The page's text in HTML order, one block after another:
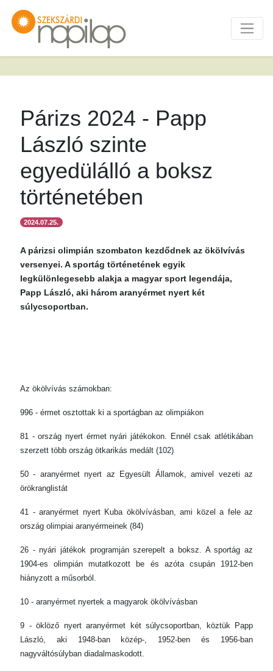
Párizs 2024 - Papp
László szinte
egyedülálló a boksz
történetében
2024.07.25.
A párizsi olimpián szombaton kezdődnek az ökölvívás
versenyei. A sportág történetének egyik
legkülönlegesebb alakja a magyar sport legendája,
Papp László, aki három aranyérmet nyert két
súlycsoportban.
Az ökölvívás számokban:
996 - érmet osztottak ki a sportágban az olimpiákon
81 - ország nyert érmet nyári játékokon. Ennél csak atlétikában
szerzett több ország ötkarikás medált (102)
50 - aranyérmet nyert az Egyesült Államok, amivel vezeti az
örökranglistát
41 - aranyérmet nyert Kuba ökölvívásban, ami közel a fele az
ország olimpiai aranyérmeinek (84)
26 - nyári játékok programján szerepelt a boksz. A sportág az
1904-es olimpián mutatkozott be és azóta csupán 1912-ben
hiányzott a műsorból.
10 - aranyérmet nyertek a magyarok ökölvívásban
9 - öklöző nyert aranyérmet két súlycsoportban, köztük Papp
László, aki 1948-ban közép-, 1952-ben és 1956-ban
nagyváltósúlyban diadalmaskodott.